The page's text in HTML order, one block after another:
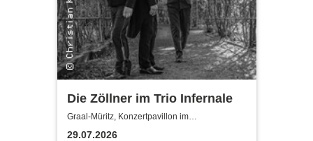
Die Zöllner im Trio Infernale
Graal-Müritz, Konzertpavillon im
Rhododendronpark Graal-Müritz
29.07.2026